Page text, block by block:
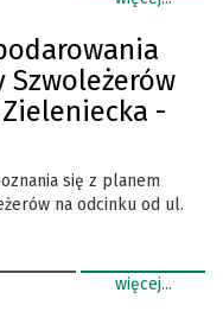
-
się z planem
na odcinku od ul.
więcej...